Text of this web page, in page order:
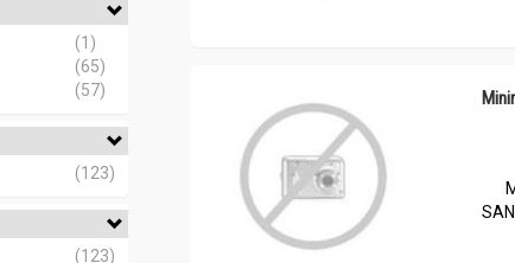
(1)
(65)
(57)
(123)
(123)